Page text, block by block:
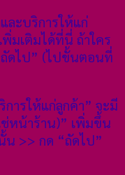
ละบริการให้แก่
มเติมได้ที่นี่ ถ้าใคร
ดไป” (ไปขั้นตอนที่
ารให้แก่ลูกค้า” จะมี
หน้าร้าน)” เพิ่มขึ้น
น >> กด “ถัดไป”